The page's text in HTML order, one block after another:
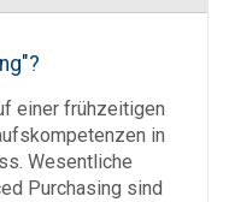
einer frühzeitigen
in
Wesentliche
Purchasing sind